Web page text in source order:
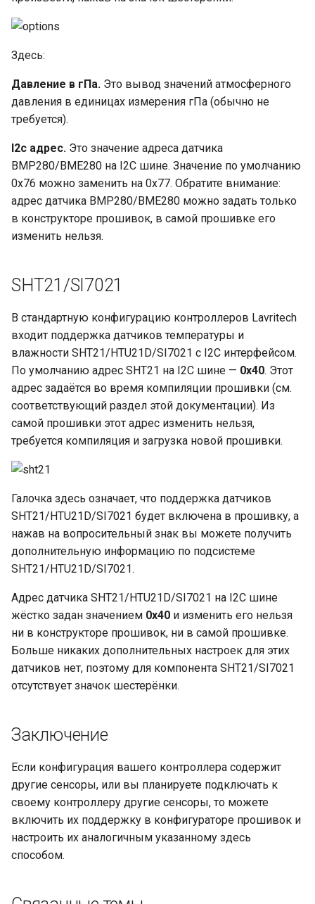
Здесь:
Давление в гПа. Это вывод значений атмосферного
давления в единицах измерения гПа (обычно не
требуется).
I2c адрес. Это значение адреса датчика
BMP280/BME280 на I2C шине. Значение по умолчанию
0x76 можно заменить на 0x77. Обратите внимание:
адрес датчика BMP280/BME280 можно задать только
в конструкторе прошивок, в самой прошивке его
изменить нельзя.
SHT21/SI7021
В стандартную конфигурацию контроллеров Lavritech
входит поддержка датчиков температуры и
влажности SHT21/HTU21D/SI7021 с I2C интерфейсом.
По умолчанию адрес SHT21 на I2C шине — 0x40. Этот
адрес задаётся во время компиляции прошивки (см.
соответствующий раздел этой документации). Из
самой прошивки этот адрес изменить нельзя,
требуется компиляция и загрузка новой прошивки.
Галочка здесь означает, что поддержка датчиков
SHT21/HTU21D/SI7021 будет включена в прошивку, а
нажав на вопросительный знак вы можете получить
дополнительную информацию по подсистеме
SHT21/HTU21D/SI7021.
Адрес датчика SHT21/HTU21D/SI7021 на I2C шине
жёстко задан значением 0x40 и изменить его нельзя
ни в конструкторе прошивок, ни в самой прошивке.
Больше никаких дополнительных настроек для этих
датчиков нет, поэтому для компонента SHT21/SI7021
отсутствует значок шестерёнки.
Заключение
Если конфигурация вашего контроллера содержит
другие сенсоры, или вы планируете подключать к
своему контроллеру другие сенсоры, то можете
включить их поддержку в конфигураторе прошивок и
настроить их аналогичным указанному здесь
способом.